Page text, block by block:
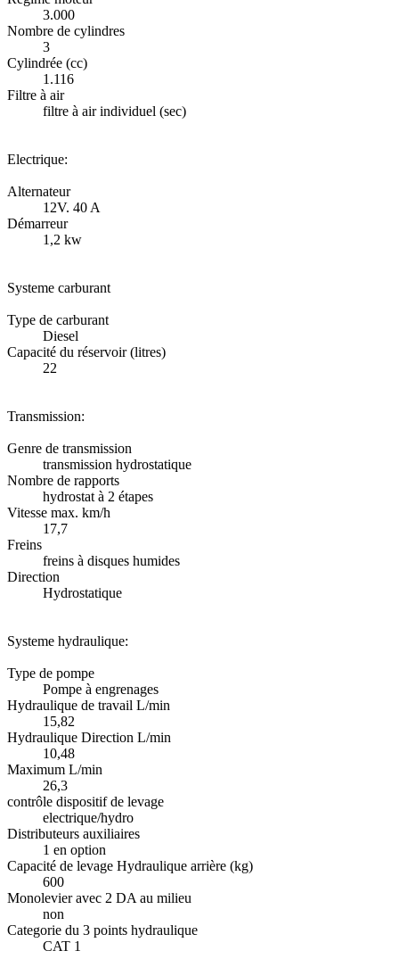
3.000
Nombre de cylindres
3
Cylindrée (cc)
1.116
Filtre à air
filtre à air individuel (sec)
Electrique:
Alternateur
12V. 40 A
Démarreur
1,2 kw
Systeme carburant
Type de carburant
Diesel
Capacité du réservoir (litres)
22
Transmission:
Genre de transmission
transmission hydrostatique
Nombre de rapports
hydrostat à 2 étapes
Vitesse max. km/h
17,7
Freins
freins à disques humides
Direction
Hydrostatique
Systeme hydraulique:
Type de pompe
Pompe à engrenages
Hydraulique de travail L/min
15,82
Hydraulique Direction L/min
10,48
Maximum L/min
26,3
contrôle dispositif de levage
electrique/hydro
Distributeurs auxiliaires
1 en option
Capacité de levage Hydraulique arrière (kg)
600
Monolevier avec 2 DA au milieu
non
Categorie du 3 points hydraulique
CAT 1